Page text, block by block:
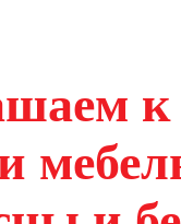
к